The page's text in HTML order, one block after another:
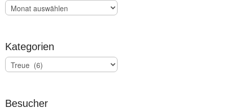
Archiv
Kategorien
Kategorien
Besucher